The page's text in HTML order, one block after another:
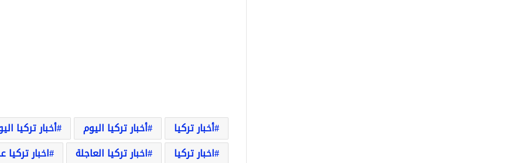
أخبار تركيا أخبار تركيا اليوم
أخبار تركيا
اخبار تركيا
اخبار تركيا العاجلة
اخبار تركيا